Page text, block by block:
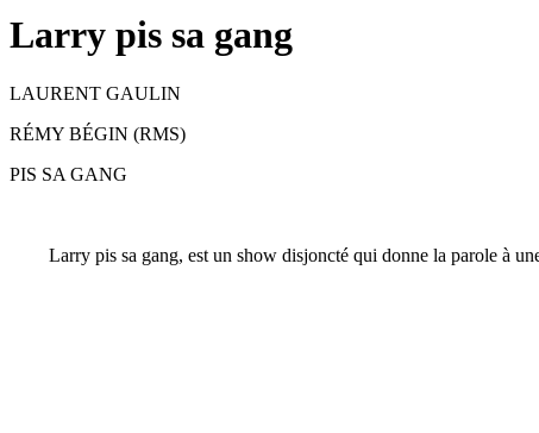
Larry pis sa gang
LAURENT GAULIN
RÉMY BÉGIN (RMS)
PIS SA GANG
Larry pis sa gang, est un show disjoncté qui donne la parole à